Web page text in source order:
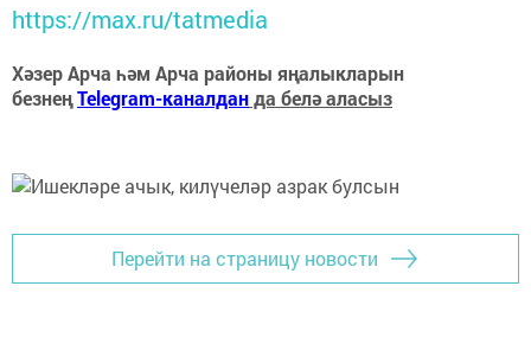
https://max.ru/tatmedia
Хәзер Арча һәм Арча районы яңалыкларын
безнеңTelegram-каналданда белә аласыз
Перейти на страницу новости